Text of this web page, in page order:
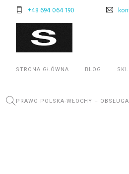
+48 694 064 190
STRONA GŁÓWNA BLOG
PRAWO POLSKA-WŁOCHY –